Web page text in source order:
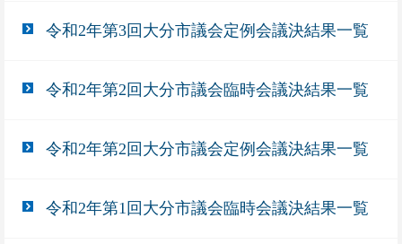
令和2年第3回大分市議会定例会議決結果一覧
令和2年第2回大分市議会臨時会議決結果一覧
令和2年第2回大分市議会定例会議決結果一覧
令和2年第1回大分市議会臨時会議決結果一覧